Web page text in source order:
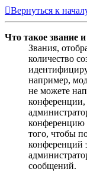
Вернуться к
Что такое звание
Звания,
количество
например,
не можете
конференции,
конференцию
того, чтобы
конференций
сообщений.